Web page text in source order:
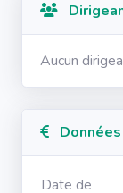
Aucun
Date de